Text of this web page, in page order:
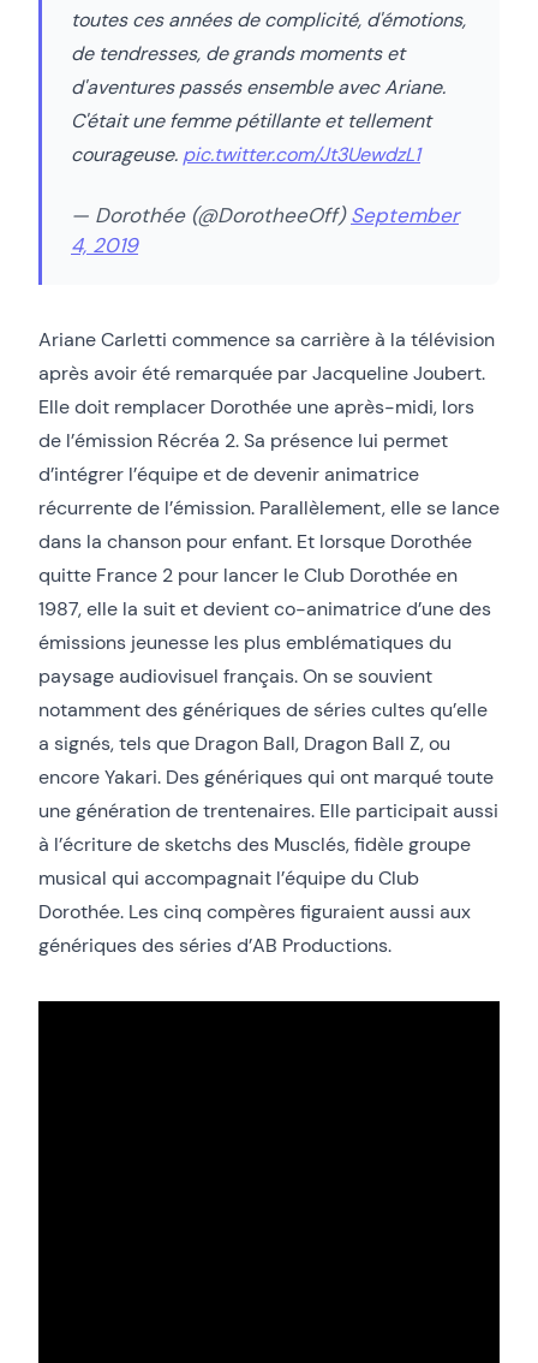
toutes ces années de complicité, d'émotions,
de tendresses, de grands moments et
d'aventures passés ensemble avec Ariane.
C'était une femme pétillante et tellement
courageuse. pic.twitter.com/Jt3UewdzL1
— Dorothée (@DorotheeOff)September
4, 2019
Ariane Carletti commence sa carrière à la télévision
après avoir été remarquée par Jacqueline Joubert.
Elle doit remplacer Dorothée une après-midi, lors
de l’émission Récréa 2. Sa présence lui permet
d’intégrer l’équipe et de devenir animatrice
récurrente de l’émission. Parallèlement, elle se lance
dans la chanson pour enfant. Et lorsque Dorothée
quitte France 2 pour lancer le Club Dorothée en
1987, elle la suit et devient co-animatrice d’une des
émissions jeunesse les plus emblématiques du
paysage audiovisuel français. On se souvient
notamment des génériques de séries cultes qu’elle
a signés, tels que Dragon Ball, Dragon Ball Z, ou
encore Yakari. Des génériques qui ont marqué toute
une génération de trentenaires. Elle participait aussi
à l’écriture de sketchs des Musclés, fidèle groupe
musical qui accompagnait l’équipe du Club
Dorothée. Les cinq compères figuraient aussi aux
génériques des séries d’AB Productions.